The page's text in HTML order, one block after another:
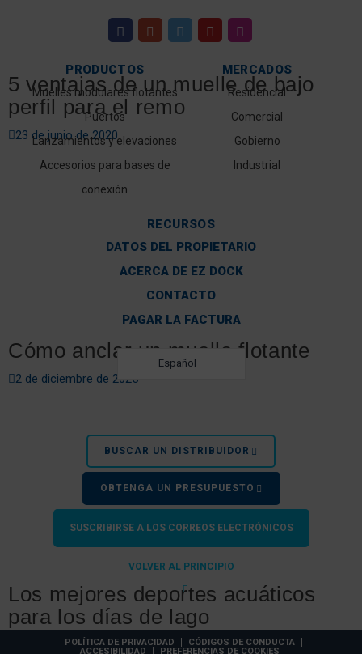
5 ventajas de un muelle de bajo
perfil para el remo
23 de junio de 2020
Cómo anclar un muelle flotante
2 de diciembre de 2025
Los mejores deportes acuáticos
para los días de lago
14 de febrero de 2022
PRODUCTOS
Muelles modulares flotantes
Puertos
Lanzamientos y elevaciones
Accesorios para bases de
conexión
MERCADOS
Residencial
Comercial
Gobierno
Industrial
RECURSOS
DATOS DEL PROPIETARIO
ACERCA DE EZ DOCK
CONTACTO
PAGAR LA FACTURA
Español
BUSCAR UN DISTRIBUIDOR
OBTENGA UN PRESUPUESTO
SUSCRIBIRSE A LOS CORREOS ELECTRÓNICOS
VOLVER AL PRINCIPIO
POLÍTICA DE PRIVACIDAD
CÓDIGOS DE CONDUCTA
ACCESIBILIDAD
PREFERENCIAS DE COOKIES